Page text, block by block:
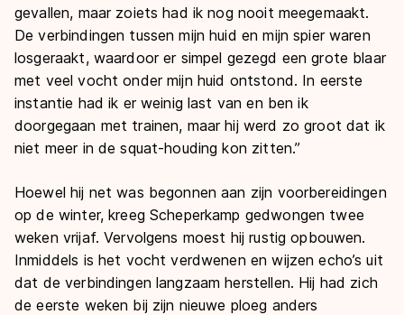
gevallen, maar zoiets had ik nog nooit meegemaakt.
De verbindingen tussen mijn huid en mijn spier waren
losgeraakt, waardoor er simpel gezegd een grote blaar
met veel vocht onder mijn huid ontstond. In eerste
instantie had ik er weinig last van en ben ik
doorgegaan met trainen, maar hij werd zo groot dat ik
niet meer in de squat-houding kon zitten.”
Hoewel hij net was begonnen aan zijn voorbereidingen
op de winter, kreeg Scheperkamp gedwongen twee
weken vrijaf. Vervolgens moest hij rustig opbouwen.
Inmiddels is het vocht verdwenen en wijzen echo’s uit
dat de verbindingen langzaam herstellen. Hij had zich
de eerste weken bij zijn nieuwe ploeg anders